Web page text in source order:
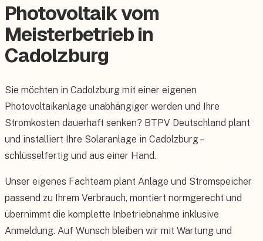
Photovoltaik vom
Meisterbetrieb in
Cadolzburg
Sie möchten in Cadolzburg mit einer eigenen
Photovoltaikanlage unabhängiger werden und Ihre
Stromkosten dauerhaft senken? BTPV Deutschland plant
und installiert Ihre Solaranlage in Cadolzburg –
schlüsselfertig und aus einer Hand.
Unser eigenes Fachteam plant Anlage und Stromspeicher
passend zu Ihrem Verbrauch, montiert normgerecht und
übernimmt die komplette Inbetriebnahme inklusive
Anmeldung. Auf Wunsch bleiben wir mit Wartung und